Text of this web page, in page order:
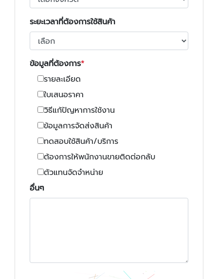
ระยะเวลาที่ต้องการใช้สินค้า
ข้อมูลที่ต้องการ
รายละเอียด
ใบเสนอราคา
วิธีแก้ปัญหาการใช้งาน
ข้อมูลการจัดส่งสินค้า
ทดสอบใช้สินค้า/บริการ
ต้องการให้พนักงานขายติดต่อกลับ
ตัวแทนจัดจำหน่าย
อื่นๆ